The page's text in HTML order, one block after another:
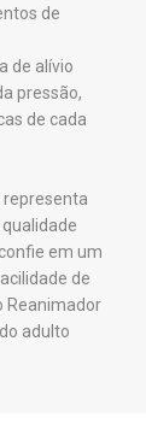
de
de alívio
pressão,
de cada
representa
em um
de
Reanimador
adulto